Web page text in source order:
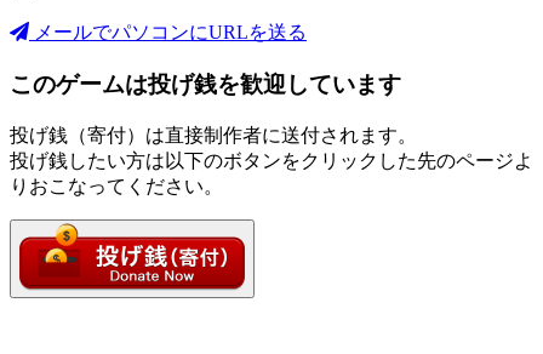
メールでパソコンにURLを送る
このゲームは投げ銭を歓迎しています
投げ銭（寄付）は直接制作者に送付されます。
投げ銭したい方は以下のボタンをクリックした先のページよ
りおこなってください。